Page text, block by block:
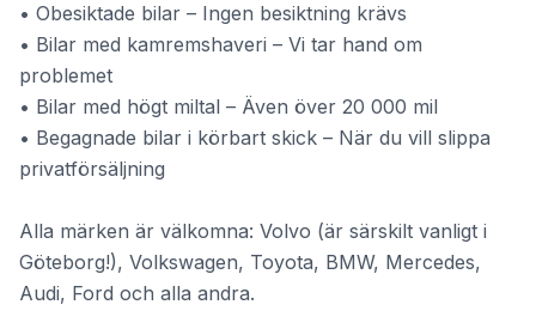
• Obesiktade bilar – Ingen besiktning krävs
• Bilar med kamremshaveri – Vi tar hand om
problemet
• Bilar med högt miltal – Även över 20 000 mil
• Begagnade bilar i körbart skick – När du vill slippa
privatförsäljning
Alla märken är välkomna: Volvo (är särskilt vanligt i
Göteborg!), Volkswagen, Toyota, BMW, Mercedes,
Audi, Ford och alla andra.